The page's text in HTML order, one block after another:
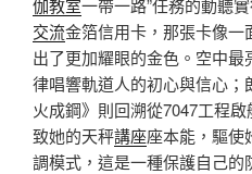
伽教室一帶一路”任務的動聽
交流金箔信用卡，那張卡像
出了更加耀眼的金色。空中
律唱響軌道人的初心與信心
火成鋼》則回溯從7047工程
致她的天秤講座座本能，驅使
調模式，這是一種保護自己的